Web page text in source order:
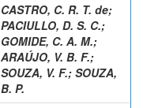
CASTRO, C. R. T. de;
PACIULLO, D. S. C.;
GOMIDE, C. A. M.;
ARAÚJO, V. B. F.;
SOUZA, V. F.; SOUZA,
B. P.